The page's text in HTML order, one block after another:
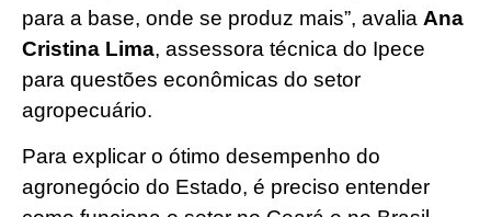
para a base, onde se produz mais”, avalia Ana
Cristina Lima, assessora técnica do Ipece
para questões econômicas do setor
agropecuário.
Para explicar o ótimo desempenho do
agronegócio do Estado, é preciso entender